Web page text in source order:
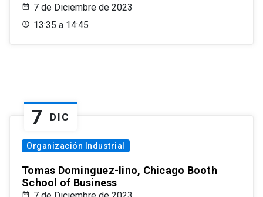
7 de Diciembre de 2023
13:35 a 14:45
7 DIC
Organización Industrial
Tomas Dominguez-Iino, Chicago Booth
School of Business